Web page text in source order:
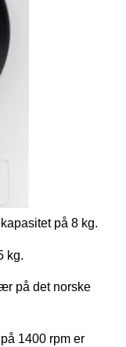
på 8 kg.
kg.
på det norske
1400 rpm er